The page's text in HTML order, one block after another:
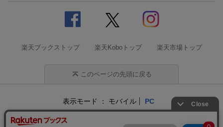
楽天ブックストップ 楽天Koboトップ 楽天市場トップ
このページの先頭に戻る
表示モード モバイル PC
企業情報 個人情報保護方針